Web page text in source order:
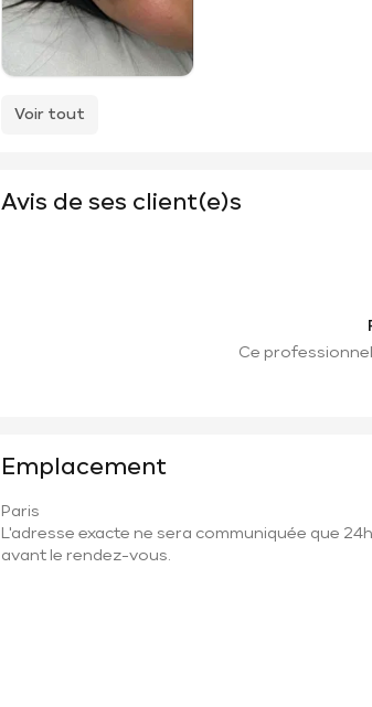
Voir tout
Avis de ses client(e)s
Ce
Emplacement
Paris
L'adresse exacte ne sera communiquée que 24h
avant le rendez-vous.